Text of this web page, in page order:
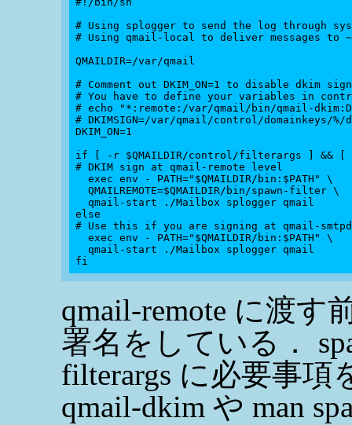
# Using splogger to send the log through
# Using qmail-local to deliver messages to
QMAILDIR=/var/qmail
# Comment out DKIM_ON=1 to disable dkim
# You have to define your variables in
# echo "*:remote:/var/qmail/bin/qmail-
# DKIMSIGN=/var/qmail/control/domainkeys/
DKIM_ON=1
if [ -r $QMAILDIR/control/filterargs ] && [ -
# DKIM sign at qmail-remote level
  exec env - PATH="$QMAILDIR/bin:$PATH" \
  QMAILREMOTE=$QMAILDIR/bin/spawn-filter \
  qmail-start ./Mailbox splogger qmail
else
# Use this if you are signing at qmail-
  exec env - PATH="$QMAILDIR/bin:$PATH" \
  qmail-start ./Mailbox splogger qmail
qmail-remote に渡す
署名をしている．
filterargs に必要事項
qmail-dkim や man